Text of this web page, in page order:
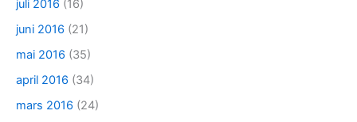
juli 2016 (16)
juni 2016 (21)
mai 2016 (35)
april 2016 (34)
mars 2016 (24)